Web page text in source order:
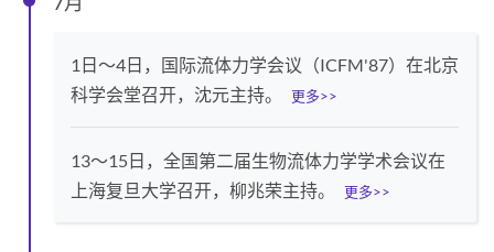
1日～4日，国际流体力学会议（ICFM'87）在北京
科学会堂召开，沈元主持。
更多>>
13～15日，全国第二届生物流体力学学术会议在
上海复旦大学召开，柳兆荣主持。
更多>>